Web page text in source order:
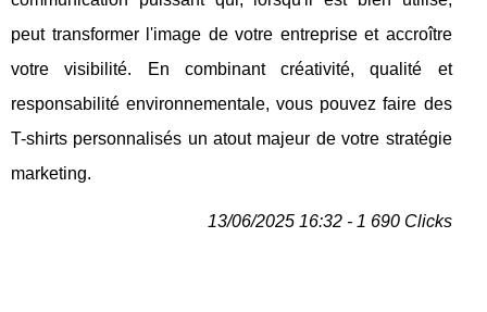
peut transformer l'image de votre entreprise et accroître
votre visibilité. En combinant créativité, qualité et
responsabilité environnementale, vous pouvez faire des
T-shirts personnalisés un atout majeur de votre stratégie
marketing.
13/06/2025 16:32 - 1 690 Clicks